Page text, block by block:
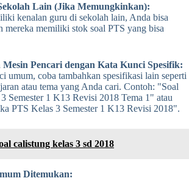
Lain (Jika Memungkinkan):
kenalan guru di sekolah lain, Anda bisa
mereka memiliki stok soal PTS yang bisa
Pencari dengan Kata Kunci Spesifik:
umum, coba tambahkan spesifikasi lain seperti
atau tema yang Anda cari. Contoh: "Soal
Semester 1 K13 Revisi 2018 Tema 1" atau
PTS Kelas 3 Semester 1 K13 Revisi 2018".
calistung kelas 3 sd 2018
Ditemukan: